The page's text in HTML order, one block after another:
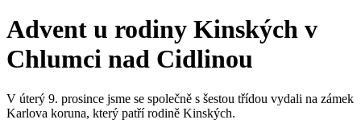
Advent u rodiny Kinských v
Chlumci nad Cidlinou
V úterý 9. prosince jsme se společně s šestou třídou vydali na zámek
Karlova koruna, který patří rodině Kinských.